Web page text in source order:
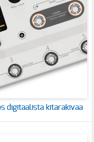
digitaalista kitarakivaa